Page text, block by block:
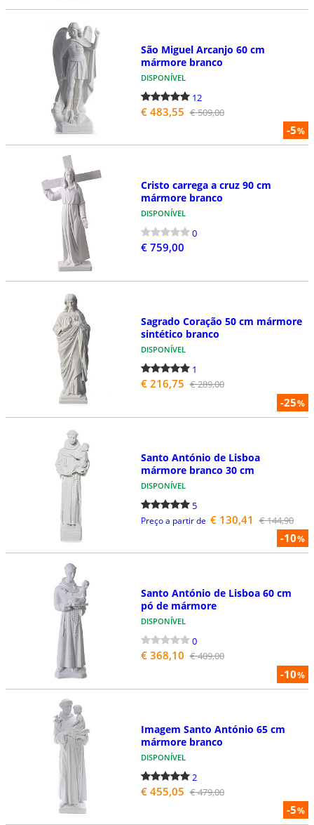
-5%
São Miguel Arcanjo 60 cm
mármore branco
DISPONÍVEL
12
€ 483,55 € 509,00
Cristo carrega a cruz 90 cm
mármore branco
DISPONÍVEL
0
€ 759,00
-25%
Sagrado Coração 50 cm mármore
sintético branco
DISPONÍVEL
1
€ 216,75 € 289,00
-10%
Santo António de Lisboa
mármore branco 30 cm
DISPONÍVEL
5
Preço a partir de € 130,41 € 144,90
-10%
Santo António de Lisboa 60 cm
pó de mármore
DISPONÍVEL
0
€ 368,10 € 409,00
-5%
Imagem Santo António 65 cm
mármore branco
DISPONÍVEL
2
€ 455,05 € 479,00